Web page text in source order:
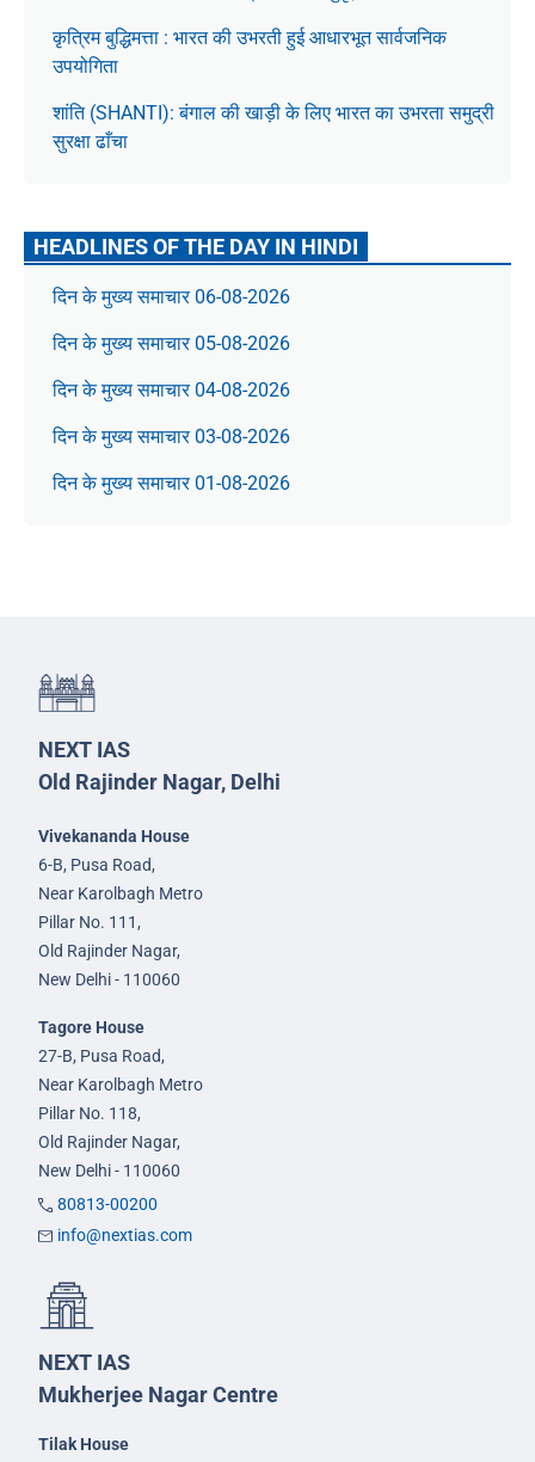
कृत्रिम बुद्धिमत्ता : भारत की उभरती हुई आधारभूत सार्वजनिक
उपयोगिता
शांति (SHANTI): बंगाल की खाड़ी के लिए भारत का उभरता समुद्री
सुरक्षा ढाँचा
HEADLINES OF THE DAY IN HINDI
दिन के मुख्य समाचार 06-08-2026
दिन के मुख्य समाचार 05-08-2026
दिन के मुख्य समाचार 04-08-2026
दिन के मुख्य समाचार 03-08-2026
दिन के मुख्य समाचार 01-08-2026
NEXT IAS
Old Rajinder Nagar, Delhi
Vivekananda House
6-B, Pusa Road,
Near Karolbagh Metro
Pillar No. 111,
Old Rajinder Nagar,
New Delhi - 110060
Tagore House
27-B, Pusa Road,
Near Karolbagh Metro
Pillar No. 118,
Old Rajinder Nagar,
New Delhi - 110060
80813-00200
info@nextias.com
NEXT IAS
Mukherjee Nagar Centre
Tilak House